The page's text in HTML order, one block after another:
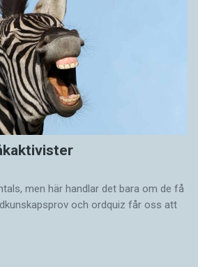
men här handlar det bara om de få
och ordquiz får oss att